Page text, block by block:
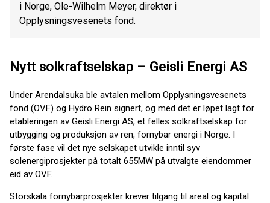
i Norge, Ole-Wilhelm Meyer, direktør i
Opplysningsvesenets fond.
Nytt solkraftselskap – Geisli Energi AS
Under Arendalsuka ble avtalen mellom Opplysningsvesenets
fond (OVF) og Hydro Rein signert, og med det er løpet lagt for
etableringen av Geisli Energi AS, et felles solkraftselskap for
utbygging og produksjon av ren, fornybar energi i Norge. I
første fase vil det nye selskapet utvikle inntil syv
solenergiprosjekter på totalt 655MW på utvalgte eiendommer
eid av OVF.
Storskala fornybarprosjekter krever tilgang til areal og kapital.